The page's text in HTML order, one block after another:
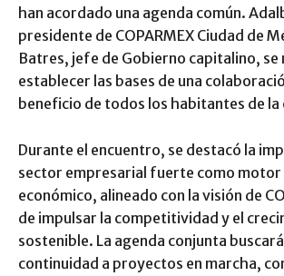
han acordado una agenda común.
presidente de COPARMEX Ciudad de
Batres, jefe de Gobierno capitalino, se
establecer las bases de una
beneficio de todos los habitantes de la
Durante el encuentro, se destacó la
sector empresarial fuerte como
económico, alineado con la visión de
de impulsar la competitividad y el
sostenible. La agenda conjunta
continuidad a proyectos en marcha,